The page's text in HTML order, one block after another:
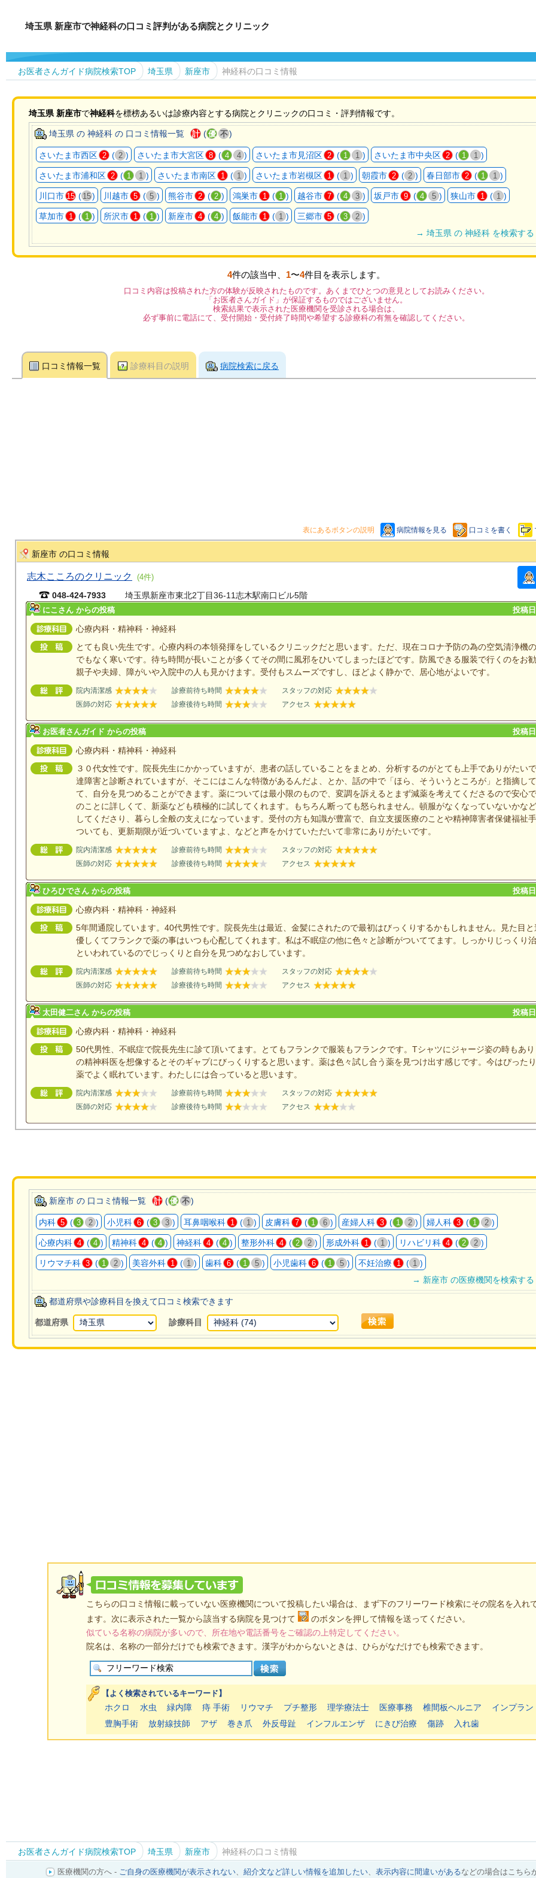
埼玉県 新座市で神経科の口コミ評判がある病院とクリニック
お医者さんガイド病院検索TOP 埼玉県 新座市 神経科の口コミ情報
埼玉県 新座市で神経科を標榜あるいは診療内容とする病院とクリニックの口コミ・評判情報です。
埼玉県 の 神経科 の 口コミ情報一覧 計 (優 不)
さいたま市西区 2 ( 2 ) さいたま市大宮区 8 ( 4 4 ) さいたま市見沼区 2 ( 1 1 ) さいたま市中央区 2 ( 1 1 )
さいたま市浦和区 2 ( 1 1 ) さいたま市南区 1 ( 1 ) さいたま市岩槻区 1 ( 1 ) 朝霞市 2 ( 2 ) 春日部市 2 ( 1 1 )
川口市 15 ( 15) 川越市 5 ( 5 ) 熊谷市 2 ( 2 ) 鴻巣市 1 ( 1 ) 越谷市 7 ( 4 3 ) 坂戸市 9 ( 4 5 ) 狭山市 1 ( 1 )
草加市 1 ( 1 ) 所沢市 1 ( 1 ) 新座市 4 ( 4 ) 飯能市 1 ( 1 ) 三郷市 5 ( 3 2 )
→ 埼玉県 の 神経科 を検索する
4件の該当中、 1〜4件目を表示します。
口コミ内容は投稿された方の体験が反映されたものです。あくまでひとつの意見としてお読みください。
「お医者さんガイド」が保証するものではございません。
検索結果で表示された医療機関を受診される場合は、
必ず事前に電話にて、受付開始・受付終了時間や希望する診療科の有無を確認してください。
口コミ情報一覧 診療科目の説明 病院検索に戻る
表にあるボタンの説明 病院情報を見る 口コミを書く
新座市 の口コミ情報
志木こころのクリニック (4件)
048-424-7933 埼玉県新座市東北2丁目36-11志木駅南口ビル5階
にこさん からの投稿 投稿
心療内科・精神科・神経科
とても良い先生です。心療内科の本領発揮をしているクリニックだと思います。ただ、現在コロナ予防の為の空気清浄機
でもなく寒いです。待ち時間が長いことが多くてその間に風邪をひいてしまったほどです。防風できる服装で行くのをお
親子や夫婦、障がいや入院中の人も見かけます。受付もスムーズですし、ほどよく静かで、居心地がよいです。
院内清潔感 診療前待ち時間
スタッフの対応
医師の対応
診療後待ち時間 アクセス
お医者さんガイド からの投稿 投稿
心療内科・精神科・神経科
３０代女性です。院長先生にかかっていますが、患者の話していることをまとめ、分析するのがとても上手でありがたい
達障害と診断されていますが、そこにはこんな特徴があるんだよ、とか、話の中で「ほら、そういうところが」と指摘し
て、自分を見つめることができます。薬については最小限のもので、変調を訴えるとまず減薬を考えてくださるので安心
のことに詳しくて、新薬なども積極的に試してくれます。もちろん断っても怒られません。頓服がなくなっていないかな
してくださり、暮らし全般の支えになっています。受付の方も知識が豊富で、自立支援医療のことや精神障害者保健福祉
ついても、更新期限が近づいていますよ、などと声をかけていただいて非常にありがたいです。
院内清潔感 診療前待ち時間
スタッフの対応
医師の対応
診療後待ち時間 アクセス
ひろひでさん からの投稿 投稿
心療内科・精神科・神経科
5年間通院しています。40代男性です。院長先生は最近、金髪にされたので最初はびっくりするかもしれません。見た目
優しくてフランクで薬の事はいつも心配してくれます。私は不眠症の他に色々と診断がついててます。しっかりじっくり
といわれているのでじっくりと自分を見つめなおしています。
院内清潔感 診療前待ち時間
スタッフの対応
医師の対応
診療後待ち時間 アクセス
太田健二さん からの投稿 投稿
心療内科・精神科・神経科
50代男性、不眠症で院長先生に診て頂いてます。とてもフランクで服装もフランクです。Tシャツにジャージ姿の時もあ
の精神科医を想像するとそのギャプにびっくりすると思います。薬は色々試し合う薬を見つけ出す感じです。今はぴった
薬でよく眠れています。わたしには合っていると思います。
院内清潔感 診療前待ち時間
スタッフの対応
医師の対応
診療後待ち時間 アクセス
新座市 の 口コミ情報一覧 計 (優 不)
内科 5 ( 3 2 ) 小児科 6 ( 3 3 ) 耳鼻咽喉科 1 ( 1 ) 皮膚科 7 ( 1 6 ) 産婦人科 3 ( 1 2 ) 婦人科 3 ( 1 2 )
心療内科 4 ( 4 ) 精神科 4 ( 4 ) 神経科 4 ( 4 ) 整形外科 4 ( 2 2 ) 形成外科 1 ( 1 ) リハビリ科 4 ( 2 2 )
リウマチ科 3 ( 1 2 ) 美容外科 1 ( 1 ) 歯科 6 ( 1 5 ) 小児歯科 6 ( 1 5 ) 不妊治療 1 ( 1 )
→ 新座市 の医療機関を検索する
都道府県や診療科目を換えて口コミ検索できます
都道府県 診療科目
こちらの口コミ情報に載っていない医療機関について投稿したい場合は、まず下のフリーワード検索にその院名を入れ
ます。次に表示された一覧から該当する病院を見つけて
のボタンを押して情報を送ってください。
似ている名称の病院が多いので、所在地や電話番号をご確認の上特定してください。
院名は、名称の一部分だけでも検索できます。漢字がわからないときは、ひらがなだけでも検索できます。
【よく検索されているキーワード】
ホクロ 水虫 緑内障 痔 手術 リウマチ プチ整形 理学療法士 医療事務 椎間板ヘルニア
インプラン
豊胸手術
放射線技師 アザ 巻き爪 外反母趾 インフルエンザ にきび治療 傷跡 入れ歯
お医者さんガイド病院検索TOP 埼玉県 新座市 神経科の口コミ情報
医療機関の方へ - ご自身の医療機関が表示されない、紹介文など詳しい情報を追加したい、表示内容に間違いがあるなどの場合はこちら